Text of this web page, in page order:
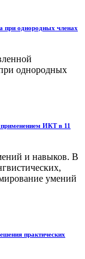
при однородных членах
однородных
применением ИКТ в 11
и навыков. В
умений
практических